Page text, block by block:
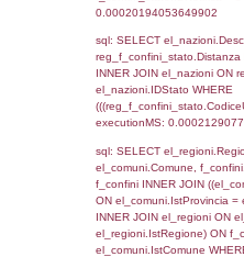
as
LEFT JOIN